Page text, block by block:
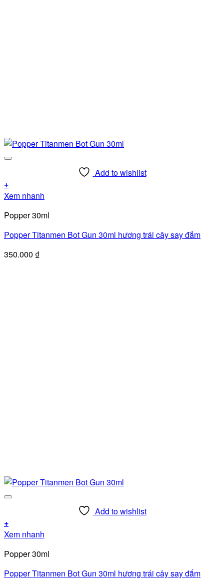
Add to wishlist
+
Xem nhanh
Popper 30ml
Popper Titanmen Bot Gun 30ml hương trái cây say đắm
350.000 ₫
Add to wishlist
+
Xem nhanh
Popper 30ml
Popper Titanmen Bot Gun 30ml hương trái cây say đắm